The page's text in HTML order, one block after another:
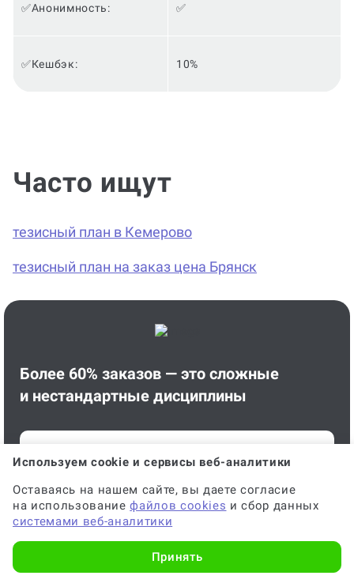
✅Анонимность: ✅
✅Кешбэк: 10%
Часто ищут
тезисный план в Кемерово
тезисный план на заказ цена Брянск
Более 60% заказов — это сложные
и нестандартные дисциплины
тезисный план
Используем cookie и сервисы веб-аналитики
Оставаясь на нашем сайте, вы даете согласие
на использованиефайлов cookies и сбор данных
системами веб-аналитики
Принять